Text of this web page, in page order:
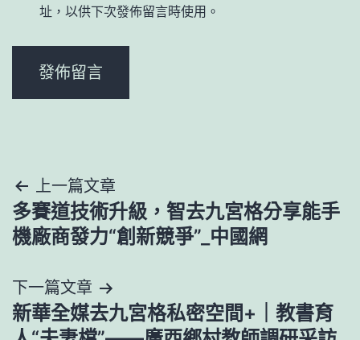
址，以供下次發佈留言時使用。
文
章
覽
上一篇文章
多賽道技術升級，智去九宮格分享能手
機廠商發力“創新競爭”_中國網
下一篇文章
新華全媒去九宮格私密空間+｜教書育